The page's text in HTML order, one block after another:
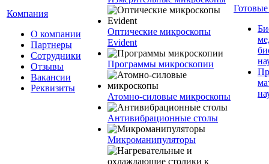
Компания
О компании
Партнеры
Сотрудники
Отзывы
Вакансии
Реквизиты
Оптические микроскопы
Evident
Программы микроскопии
Атомно-силовые микроскопы
Антивибрационные столы
Микроманипуляторы